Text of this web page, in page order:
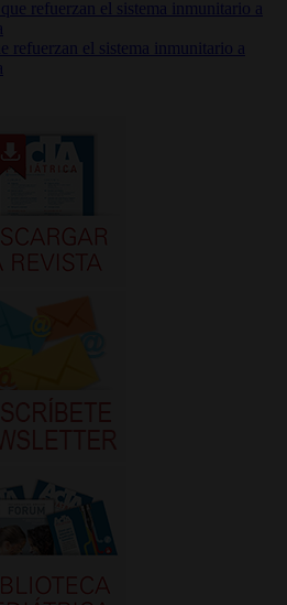
refuerzan el sistema inmunitario a